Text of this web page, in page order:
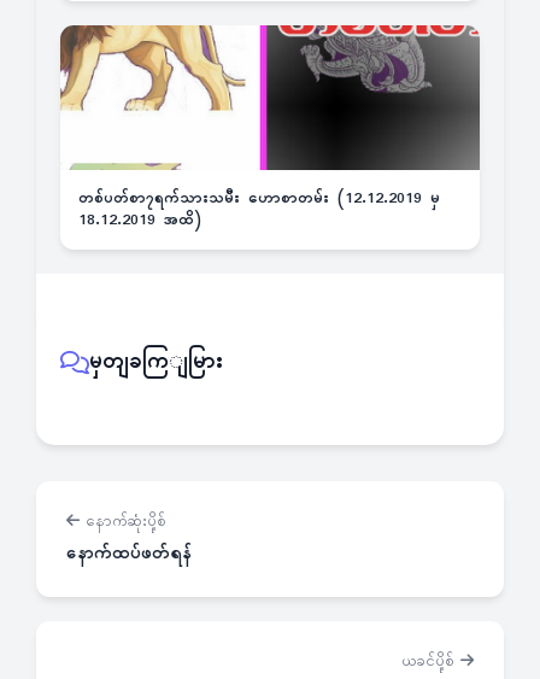
တစ်ပတ်စာ၇ရက်သားသမီး ဟောစာတမ်း (12.12.2019 မှ
18.12.2019 အထိ)
မှတျခကြျမြား
နောက်ဆုံးပို့စ်
နောက်ထပ်ဖတ်ရန်
ယခင်ပို့စ်